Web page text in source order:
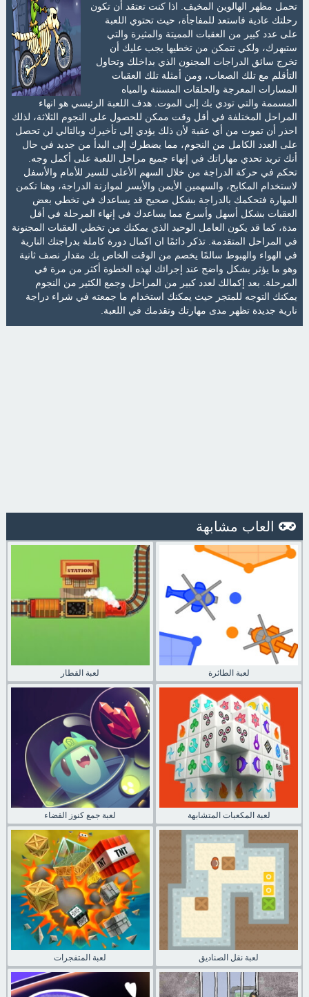
تحمل مظهر الهالوين المخيف. اذا كنت تعتقد أن تكون
رحلتك عادية فاستعد للمفاجأة، حيث تحتوي اللعبة
على عدد كبير من العقبات المميتة والمثيرة والتي
ستبهرك، ولكي تتمكن من تخطيها يجب عليك أن
تخرج سائق الدراجات المجنون الذي بداخلك وتحاول
التأقلم مع تلك الصعاب، ومن أمثلة تلك العقبات
المسارات المعرجة والحلقات المسننة والمياه
المسممة والتي تودي بك إلى الموت. هدف اللعبة الرئيسي هو انهاء
المراحل المختلفة في أقل وقت ممكن للحصول على النجوم الثلاثة، لذلك
احذر أن تموت من أي عقبة لأن ذلك يؤدي إلى تأخيرك وبالتالي لن تحصل
على العدد الكامل من النجوم، مما يضطرك إلى البدأ من جديد في حال
أنك تريد تحدي مهاراتك في إنهاء جميع مراحل اللعبة على أكمل وجه.
تحكم في حركة الدراجة من خلال السهم الأعلى للسير للأمام والأسفل
لاستخدام المكابح، والسهمين الأيمن والأيسر لموازنة الدراجة، وهنا تكمن
المهارة فتحكمك بالدراجة بشكل صحيح قد يساعدك في تخطي بعض
العقبات بشكل أسهل وأسرع مما يساعدك في إنهاء المرحلة في أقل
مدة، كما قد يكون العامل الوحيد الذي يمكنك من تخطي العقبات المجنونة
في المراحل المتقدمة. تذكر دائمًا ان اكمال دورة كاملة بدراجتك النارية
في الهواء والهبوط سالمًا يخصم من الوقت الخاص بك مقدار نصف ثانية
وهو ما يؤثر بشكل واضح عند إجرائك لهذه الخطوة أكثر من مرة في
المرحلة. بعد إكمالك لعدد كبير من المراحل وجمع الكثير من النجوم
يمكنك التوجه للمتجر حيث يمكنك استخدام ما جمعته في شراء دراجة
نارية جديدة تظهر مدى مهارتك وتقدمك في اللعبة.
العاب مشابهة
لعبة القطار لعبة الطائرة
لعبة جمع كنوز الفضاء لعبة المكعبات المتشابهة
لعبة المتفجرات لعبة نقل الصناديق